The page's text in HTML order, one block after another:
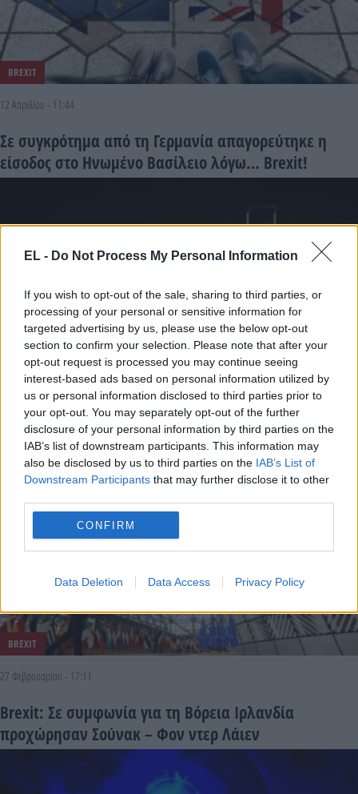
EL - Do Not Process My Personal Information
If you wish to opt-out of the sale, sharing to third parties, or
processing of your personal or sensitive information for
targeted advertising by us, please use the below opt-out
section to confirm your selection. Please note that after your
opt-out request is processed you may continue seeing
interest-based ads based on personal information utilized by
us or personal information disclosed to third parties prior to
your opt-out. You may separately opt-out of the further
disclosure of your personal information by third parties on the
IAB’s list of downstream participants. This information may
also be disclosed by us to third parties on the IAB’s List of
Downstream Participants that may further disclose it to other
CONFIRM
Data Deletion Data Access Privacy Policy
BREXIT
12 Απριλίου - 11:44
Σε συγκρότημα από τη Γερμανία απαγορεύτηκε η
είσοδος στο Ηνωμένο Βασίλειο λόγω… Brexit!
BREXIT
Ο υπερδιεθνιστής Τόνι Μπλερ απαντά στο αν θα
επιστρέψει η Μ. Βρετανία στην Ε.Ε.
BREXIT
27 Φεβρουαρίου - 17:11
Brexit: Σε συμφωνία για τη Βόρεια Ιρλανδία
προχώρησαν Σούνακ – Φον ντερ Λάιεν